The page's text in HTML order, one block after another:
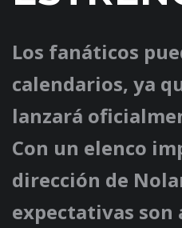
Los fanáticos
calendarios, ya
lanzará
Con un elenco
dirección de
expectativas son